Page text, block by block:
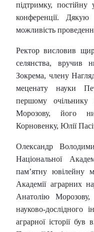
підтримку,
конференції.
можливість
Ректор висловив
селянства, вручив
Зокрема, члену
меценату науки
першому очільнику
Морозову, його
Корновенку, Юлії
Олександр
Національної
пам’ятну ювілейну
Академії аграрних
Анатолію
науково-дослідного
аграрної історії